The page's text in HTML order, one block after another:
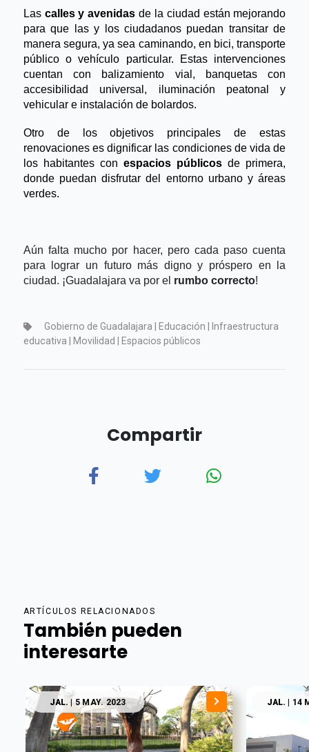
Las calles y avenidas de la ciudad están mejorando
para que las y los ciudadanos puedan transitar de
manera segura, ya sea caminando, en bici, transporte
público o vehículo particular. Estas intervenciones
cuentan con balizamiento vial, banquetas con
accesibilidad universal, iluminación peatonal y
vehicular e instalación de bolardos.
Otro de los objetivos principales de estas
renovaciones es dignificar las condiciones de vida de
los habitantes con espacios públicos de primera,
donde puedan disfrutar del entorno urbano y áreas
verdes.
Aún falta mucho por hacer, pero cada paso cuenta
para lograr un futuro más digno y próspero en la
ciudad. ¡Guadalajara va por el rumbo correcto!
Gobierno de Guadalajara | Educación | Infraestructura
educativa | Movilidad | Espacios públicos
Compartir
ARTÍCULOS RELACIONADOS
También pueden
interesarte
JAL. | 5 MAY. 2023 JAL. | 14